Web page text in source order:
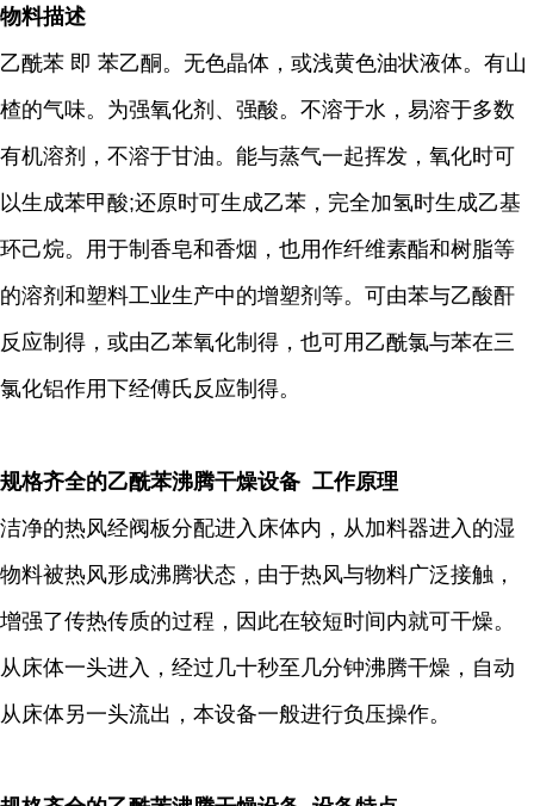
物料描述
乙酰苯 即 苯乙酮。无色晶体，或浅黄色油状液体。有山
楂的气味。为强氧化剂、强酸。不溶于水，易溶于多数
有机溶剂，不溶于甘油。能与蒸气一起挥发，氧化时可
以生成苯甲酸;还原时可生成乙苯，完全加氢时生成乙基
环己烷。用于制香皂和香烟，也用作纤维素酯和树脂等
的溶剂和塑料工业生产中的增塑剂等。可由苯与乙酸酐
反应制得，或由乙苯氧化制得，也可用乙酰氯与苯在三
氯化铝作用下经傅氏反应制得。
规格齐全的乙酰苯沸腾干燥设备 工作原理
洁净的热风经阀板分配进入床体内，从加料器进入的湿
物料被热风形成沸腾状态，由于热风与物料广泛接触，
增强了传热传质的过程，因此在较短时间内就可干燥。
从床体一头进入，经过几十秒至几分钟沸腾干燥，自动
从床体另一头流出，本设备一般进行负压操作。